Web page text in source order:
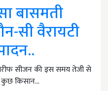
बासमती
सी वैरायटी
सीजन की इस समय तेजी से
कुछ किसान…